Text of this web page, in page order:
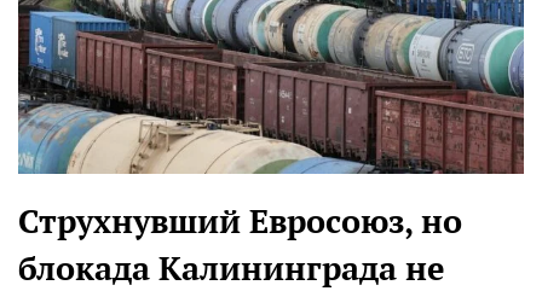
Струхнувший Евросоюз, но
блокада Калининграда не